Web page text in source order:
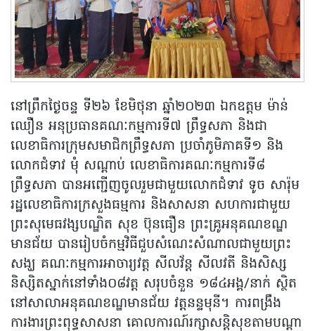
នៅព្រឹកថ្ងៃចន្ទ ទី២៦ ខែមិថុនា ឆ្នាំ២០២៣ ឯកឧត្តម ម៉ាន់
ឈឿន អនុប្រធានគណៈកម្មការទី៧ ព្រឹទ្ធសភា និងជា
លេខាធិការក្រុមសមាជិកព្រឹទ្ធសភា ប្រចាំភូមិភាគទី១ និង
លោកជំទាវ មុំ សណ្ដាប់ លេខាធិការគណៈកម្មការទី៨
ព្រឹទ្ធសភា បានអញ្ជើញចូលរួមជាមួយលោកជំទាវ ទូច សារ៉ុម
រដ្ឋលេខាធិការក្រសួងធម្មការ និងសាសនា សហការជាមួយ
ព្រះសុមេធវង្សបណ្ឌិត សុខ ប៊ុនធឿន ព្រះគ្រូអនុគណខណ្ឌ
មានជ័យ បានរៀបចំកម្មវិធីជួបសំណេះសំណាលជាមួយព្រះ
សង្ឃ គណៈកម្មការអាចារ្យវត្ត សីលវ័ន្ត សីលវតី និងសិស្ស
និស្សិតស្នាក់នៅទាំង០៨វត្ត សរុបចំនួន ១៨៤អង្គ/នាក់ ស្ថិត
នៅសាលាអនុគណខណ្ឌមានជ័យ វត្តនន្ទមុនី។ ការពង្រឹង
ការងារព្រះពុទ្ធសាសនា គោលការណ៍រក្សាសន្តិសុខតាមបណ្ដា